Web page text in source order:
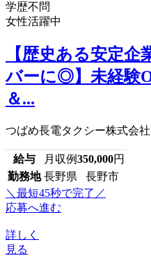
学歴不問
女性活躍中
【歴史ある安定
バーに◎】未経験
＆...
つばめ長電タクシー株式会社
給与 月収例350,000円
勤務地 長野県 長野市
＼最短45秒で完了／
応募へ進む
詳しく
見る